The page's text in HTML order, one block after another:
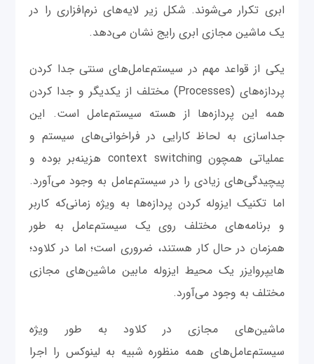
ابری تکرار می‌شوند. شکل زیر لایه‌های نرم‌افزاری را در
یک ماشین مجازی ابری رایج نشان می‌دهد.
یکی از قواعد مهم در سیستم‌عامل‌های سنتی جدا کردن
پردازه‌های (Processes) مختلف از یکدیگر و جدا کردن
همه این پردازه‌ها از هسته سیستم‌عامل است. این
جداسازی به لحاظ کارایی در فراخوانی‌های سیستم و
عملیاتی همچون context switching هزینه‌بر بوده و
پیچیدگی‌های زیادی را در سیستم‌عامل به وجود می‌آورد.
اما تکنیک ایزوله کردن پردازه‌ها به ویژه زمانی‌که کاربر
و برنامه‌های مختلف روی یک سیستم‌عامل‌ به طور
همزمان در حال کار هستند، ضروری است؛ اما در کلاود؛
هایپروایزر یک محیط ایزوله مابین ماشین‌های مجازی
مختلف به وجود می‌آورد.
ماشین‌های مجازی در کلاود به طور ویژه
سیستم‌عامل‌های همه منظوره شبیه به لینوکس را اجرا